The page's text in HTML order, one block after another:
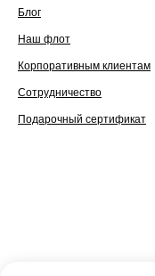
Блог
Наш флот
Корпоративным клиентам
Сотрудничество
Подарочный сертификат